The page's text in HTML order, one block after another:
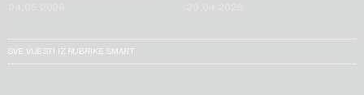
SVE VIJESTI IZ RUBRIKE SMART